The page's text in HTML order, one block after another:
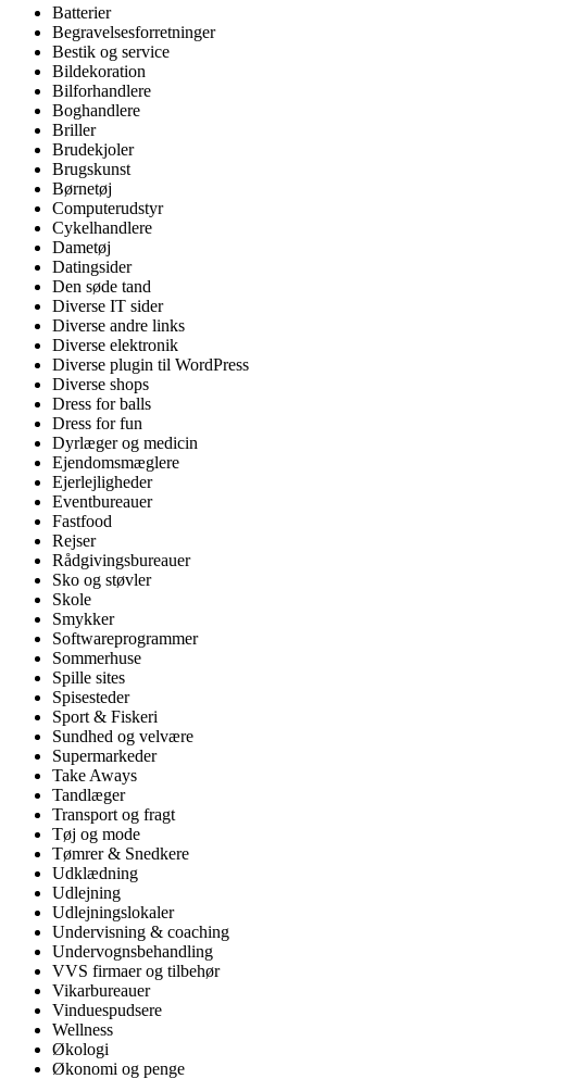
Batterier
Begravelsesforretninger
Bestik og service
Bildekoration
Bilforhandlere
Boghandlere
Briller
Brudekjoler
Brugskunst
Børnetøj
Computerudstyr
Cykelhandlere
Dametøj
Datingsider
Den søde tand
Diverse IT sider
Diverse andre links
Diverse elektronik
Diverse plugin til WordPress
Diverse shops
Dress for balls
Dress for fun
Dyrlæger og medicin
Ejendomsmæglere
Ejerlejligheder
Eventbureauer
Fastfood
Rejser
Rådgivingsbureauer
Sko og støvler
Skole
Smykker
Softwareprogrammer
Sommerhuse
Spille sites
Spisesteder
Sport & Fiskeri
Sundhed og velvære
Supermarkeder
Take Aways
Tandlæger
Transport og fragt
Tøj og mode
Tømrer & Snedkere
Udklædning
Udlejning
Udlejningslokaler
Undervisning & coaching
Undervognsbehandling
VVS firmaer og tilbehør
Vikarbureauer
Vinduespudsere
Wellness
Økologi
Økonomi og penge